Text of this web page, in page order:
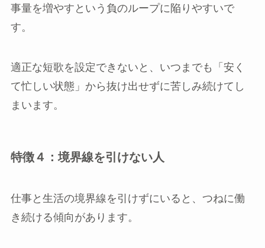
事量を増やすという負のループに陥りやすいで
す。
適正な短歌を設定できないと、いつまでも「安く
て忙しい状態」から抜け出せずに苦しみ続けてし
まいます。
特徴４：境界線を引けない人
仕事と生活の境界線を引けずにいると、つねに働
き続ける傾向があります。